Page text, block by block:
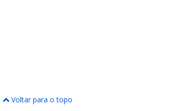
Voltar para o topo